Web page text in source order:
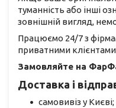
туманність або інші
зовнішній вигляд,
Працюємо 24/7 з
приватними клієнтами
Замовляйте на
Доставка і
самовивіз у Києві;